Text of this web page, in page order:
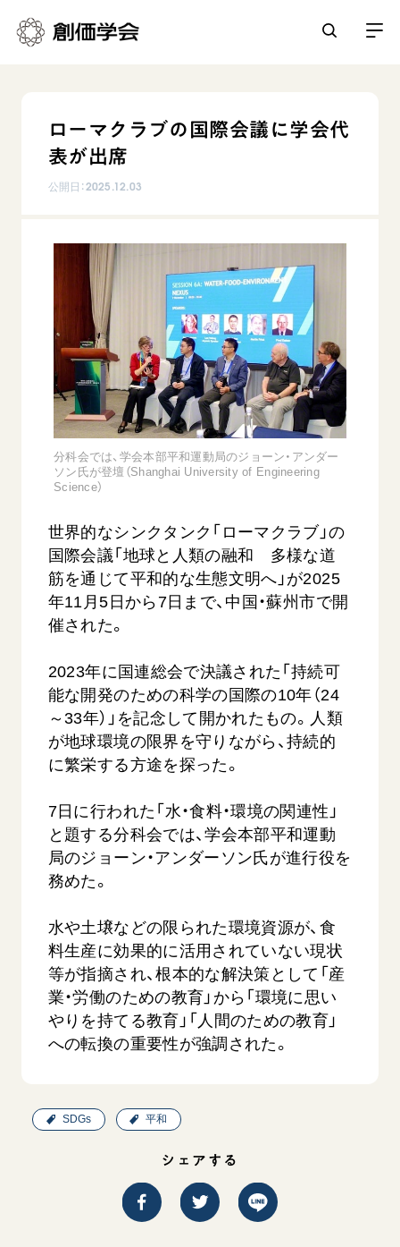
人間革命
日蓮大聖人の仏法（教学入門）
釈尊～法華経
日蓮大聖人
創価学会の三代会長
初代会長・牧口常三郎先生
第2代会長・戸田城聖先生
第3代会長・池田大作先生
日常の活動
仏法を学ぶ
仏法を語る
主な行事
年間の活動について
友人葬
「平和の文化」を構築
核兵器の廃絶に向け連帯を拡大
「人権文化」「ジェンダー平等」を促進
「持続可能な開発目標（SDGs）」の取り組み
人道支援
音楽活動
展示活動
教育本部の活動
世界の創価学会
各国ウェブサイト
世界の創価学会の歴史
基本情報
創価学会 会憲
創価学会 会則
創価学会 社会憲章
組織・機構
会長・理事長・各部長の紹介
略年表
入会について
関連団体
会員サポート
座談会御書ｅ講義
小説『新・人間革命』『人間革命』要旨
御書検索［新版］
関連リンク
創価学会総本部
聖教電子版
聖教ブックストア
soka youth media
Soka Gakkai グローバルサイト
ご利用にあたって
SOKA PICKS すべて見る
【被爆証言】「原爆の子」として生きた80年
広島県 早志百…
2026.08.06
SDGs 平和 動画
ローマクラブの国際会議に学会代
表が出席
公開日：2025.12.03
分科会では、学会本部平和運動局のジョーン・アンダー
ソン氏が登壇（Shanghai University of Engineering
Science）
世界的なシンクタンク「ローマクラブ」の
国際会議「地球と人類の融和 多様な道
筋を通じて平和的な生態文明へ」が2025
年11月5日から7日まで、中国・蘇州市で開
催された。
2023年に国連総会で決議された「持続可
能な開発のための科学の国際の10年（24
～33年）」を記念して開かれたもの。人類
が地球環境の限界を守りながら、持続的
に繁栄する方途を探った。
7日に行われた「水・食料・環境の関連性」
と題する分科会では、学会本部平和運動
局のジョーン・アンダーソン氏が進行役を
務めた。
水や土壌などの限られた環境資源が、食
料生産に効果的に活用されていない現状
等が指摘され、根本的な解決策として「産
業・労働のための教育」から「環境に思い
やりを持てる教育」「人間のための教育」
への転換の重要性が強調された。
SDGs 平和
シェアする